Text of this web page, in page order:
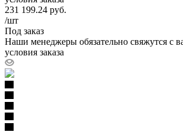
231 199.24 руб.
/шт
Под заказ
Наши менеджеры обязательно свяжутся с
условия заказа